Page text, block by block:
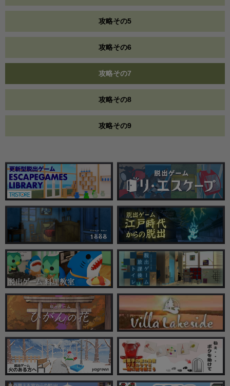
攻略その5
攻略その6
攻略その7
攻略その8
攻略その9